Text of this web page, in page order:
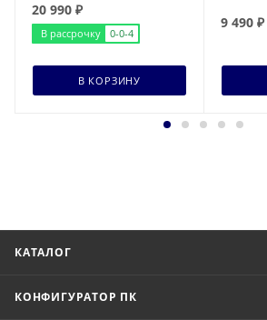
20 990 ₽
В рассрочку 0-0-4
В КОРЗИНУ
9 490 ₽
КАТАЛОГ
КОНФИГУРАТОР ПК